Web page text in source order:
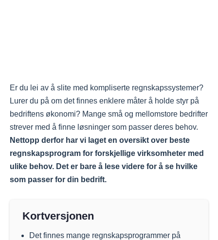
Er du lei av å slite med kompliserte regnskapssystemer?
Lurer du på om det finnes enklere måter å holde styr på
bedriftens økonomi? Mange små og mellomstore bedrifter
strever med å finne løsninger som passer deres behov.
Nettopp derfor har vi laget en oversikt over beste
regnskapsprogram for forskjellige virksomheter med
ulike behov. Det er bare å lese videre for å se hvilke
som passer for din bedrift.
Kortversjonen
Det finnes mange regnskapsprogrammer på